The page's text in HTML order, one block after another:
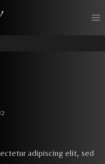
adipiscing elit, sed